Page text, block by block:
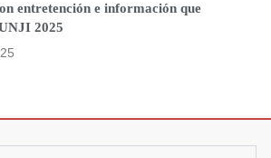
entretención e información que
2025